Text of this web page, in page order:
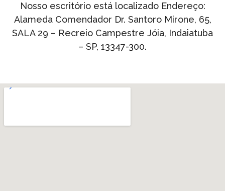
Nosso escritório está localizado Endereço:
Alameda Comendador Dr. Santoro Mirone, 65,
SALA 29 – Recreio Campestre Jóia, Indaiatuba
– SP, 13347-300.